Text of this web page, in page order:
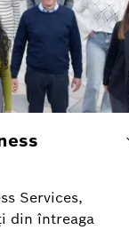
Services,
din întreaga